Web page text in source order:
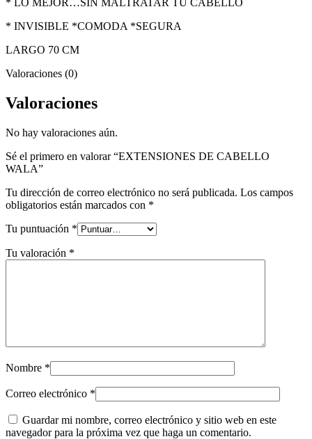
* LO MEJOR…SIN MALTRATAR TU CABELLO
* INVISIBLE *COMODA *SEGURA
LARGO 70 CM
Valoraciones (0)
Valoraciones
No hay valoraciones aún.
Sé el primero en valorar “EXTENSIONES DE CABELLO
WALA”
Tu dirección de correo electrónico no será publicada. Los campos
obligatorios están marcados con *
Tu puntuación *
Tu valoración *
Nombre *
Correo electrónico *
Guardar mi nombre, correo electrónico y sitio web en este
navegador para la próxima vez que haga un comentario.